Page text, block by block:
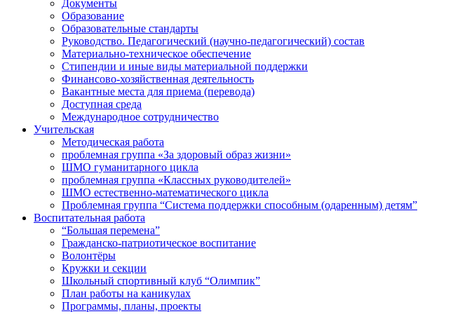
Документы
Образование
Образовательные стандарты
Руководство. Педагогический (научно-педагогический) состав
Материально-техническое обеспечение
Стипендии и иные виды материальной поддержки
Финансово-хозяйственная деятельность
Вакантные места для приема (перевода)
Доступная среда
Международное сотрудничество
Учительская
Методическая работа
проблемная группа «За здоровый образ жизни»
ШМО гуманитарного цикла
проблемная группа «Классных руководителей»
ШМО естественно-математического цикла
Проблемная группа “Система поддержки способным (одаренным) детям”
Воспитательная работа
“Большая перемена”
Гражданско-патриотическое воспитание
Волонтёры
Кружки и секции
Школьный спортивный клуб “Олимпик”
План работы на каникулах
Программы, планы, проекты